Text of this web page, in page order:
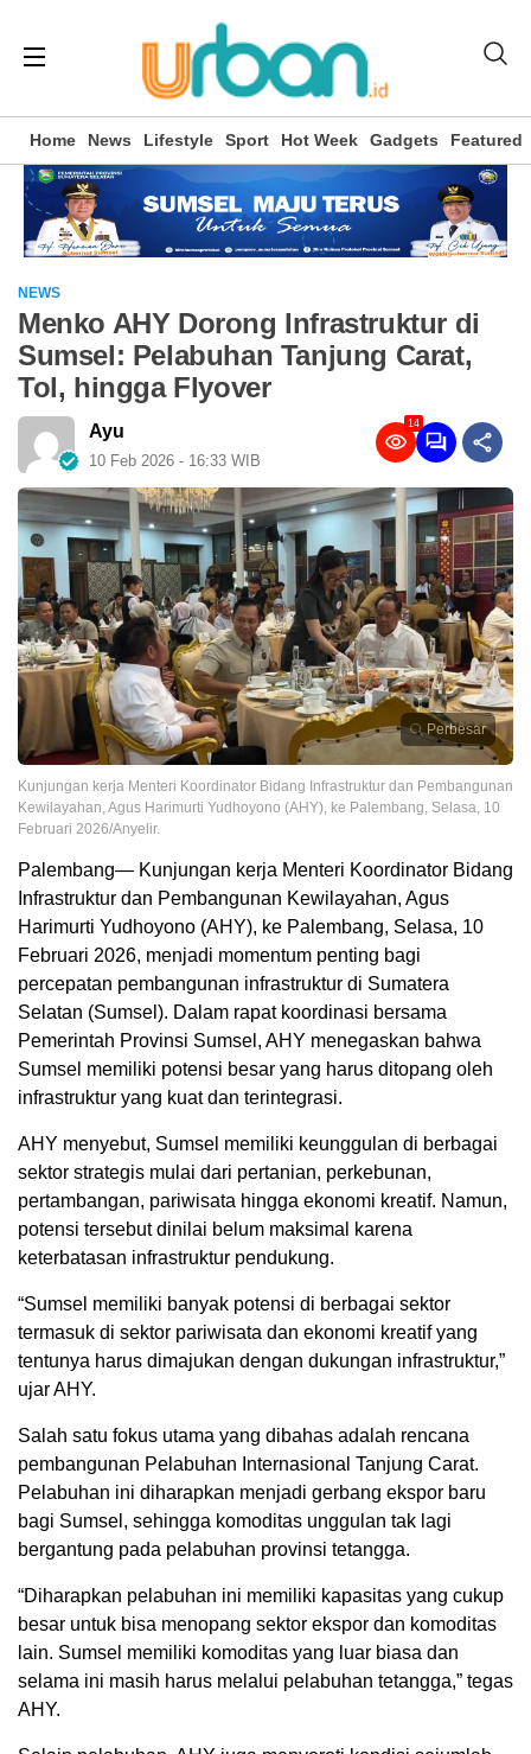
Home News Lifestyle Sport Hot Week Gadgets Featured
NEWS
Menko AHY Dorong Infrastruktur di
Sumsel: Pelabuhan Tanjung Carat,
Tol, hingga Flyover
Ayu
10 Feb 2026 - 16:33 WIB
14
Perbesar
Kunjungan kerja Menteri Koordinator Bidang Infrastruktur dan Pembangunan
Kewilayahan, Agus Harimurti Yudhoyono (AHY), ke Palembang, Selasa, 10
Februari 2026/Anyelir.
Palembang— Kunjungan kerja Menteri Koordinator Bidang
Infrastruktur dan Pembangunan Kewilayahan, Agus
Harimurti Yudhoyono (AHY), ke Palembang, Selasa, 10
Februari 2026, menjadi momentum penting bagi
percepatan pembangunan infrastruktur di Sumatera
Selatan (Sumsel). Dalam rapat koordinasi bersama
Pemerintah Provinsi Sumsel, AHY menegaskan bahwa
Sumsel memiliki potensi besar yang harus ditopang oleh
infrastruktur yang kuat dan terintegrasi.
AHY menyebut, Sumsel memiliki keunggulan di berbagai
sektor strategis mulai dari pertanian, perkebunan,
pertambangan, pariwisata hingga ekonomi kreatif. Namun,
potensi tersebut dinilai belum maksimal karena
keterbatasan infrastruktur pendukung.
“Sumsel memiliki banyak potensi di berbagai sektor
termasuk di sektor pariwisata dan ekonomi kreatif yang
tentunya harus dimajukan dengan dukungan infrastruktur,”
ujar AHY.
Salah satu fokus utama yang dibahas adalah rencana
pembangunan Pelabuhan Internasional Tanjung Carat.
Pelabuhan ini diharapkan menjadi gerbang ekspor baru
bagi Sumsel, sehingga komoditas unggulan tak lagi
bergantung pada pelabuhan provinsi tetangga.
“Diharapkan pelabuhan ini memiliki kapasitas yang cukup
besar untuk bisa menopang sektor ekspor dan komoditas
lain. Sumsel memiliki komoditas yang luar biasa dan
selama ini masih harus melalui pelabuhan tetangga,” tegas
AHY.